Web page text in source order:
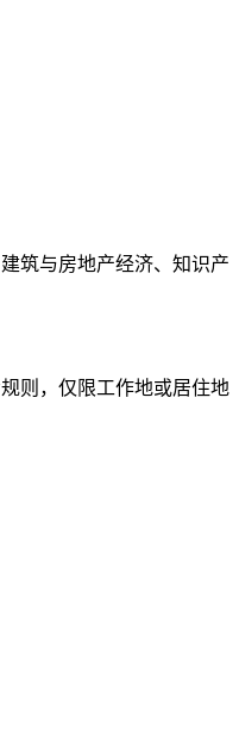
筑与房地产经济、知识产
则，仅限工作地或居住地